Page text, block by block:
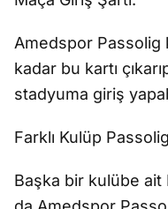
Amedspor Passolig
kadar bu kartı
stadyuma giriş
Farklı Kulüp
Başka bir kulübe ait